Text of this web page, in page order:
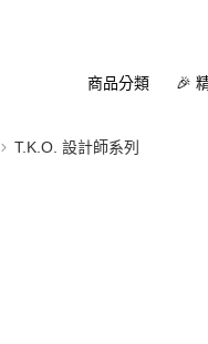
商品分類 🎉
T.K.O. 設計師系列